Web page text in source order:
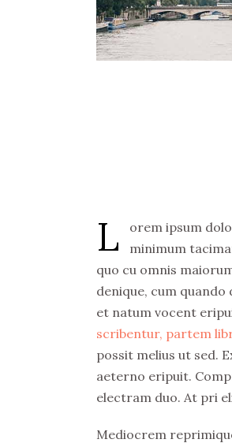
L
orem ipsum
minimum
quo cu omnis
denique, cum
et natum vocent
scribentur, partem
possit melius ut sed.
aeterno eripuit.
electram duo. At pri
Mediocrem